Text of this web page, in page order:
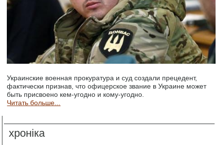
Украинские военная прокуратура и суд создали прецедент,
фактически признав, что офицерское звание в Украине может
быть присвоено кем-угодно и кому-угодно.
Читать больше...
хроніка